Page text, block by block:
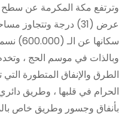
سكانها
وبالذات في موسم الحج ،
الطرق والإنفاق المتطورة
الحرام في قلبها ، وطريق
بأنفاق وجسور وطريق خاص